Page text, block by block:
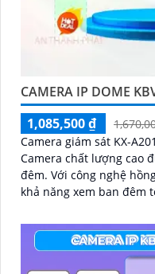
CAMERA IP DOME
1,085,500 ₫
Camera giám sát KX-
Camera chất lượng cao
đêm. Với công nghệ hồng ngoại thông minh, camera có
khả năng xem ban đêm